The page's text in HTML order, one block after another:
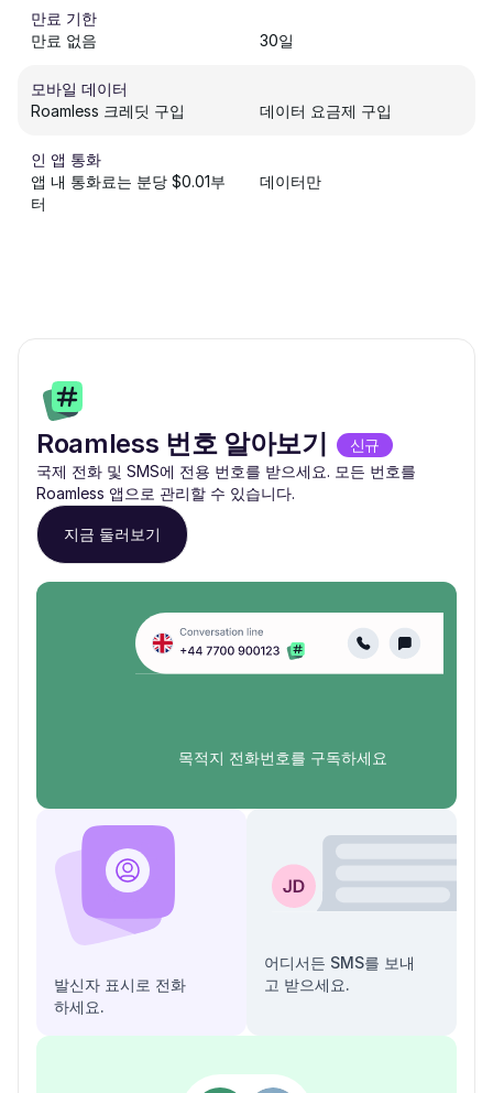
만료 기한
만료 없음
30일
모바일 데이터
Roamless 크레딧 구입
데이터 요금제 구입
인 앱 통화
앱 내 통화료는 분당 $0.01부
터
데이터만
Roamless 번호 알아보기
신규
국제 전화 및 SMS에 전용 번호를 받으세요. 모든 번호를
Roamless 앱으로 관리할 수 있습니다.
지금 둘러보기
목적지 전화번호를 구독하세요
발신자 표시로 전화
하세요.
어디서든 SMS를 보내
고 받으세요.